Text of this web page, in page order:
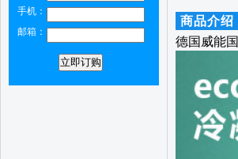
手机：
邮箱：
商品介绍
德国威能